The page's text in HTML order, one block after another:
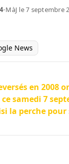
•MàJ le 7 septembre
News
en 2008
samedi 7
la perche pour